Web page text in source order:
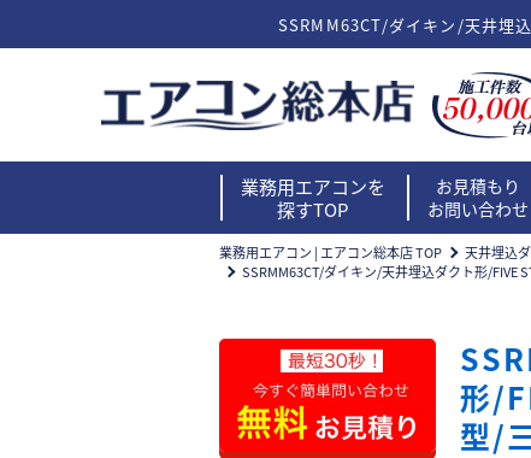
SSRMM63CT/ダイキン/天井埋
業務用エアコンを
探すTOP
お見積もり
お問い合わせ
業務用エアコン | エアコン総本店 TOP 天井埋込
SSRMM63CT/ダイキン/天井埋込ダクト形/FIVE
形/
型/